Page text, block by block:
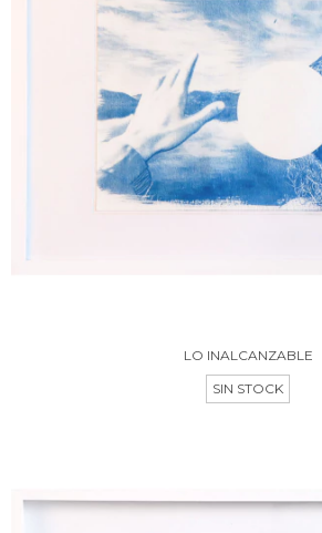
LO INALCANZABLE
SIN STOCK